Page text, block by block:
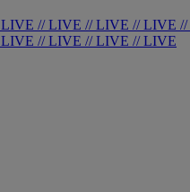
LIVE // LIVE // LIVE // LIVE //
LIVE // LIVE // LIVE // LIVE